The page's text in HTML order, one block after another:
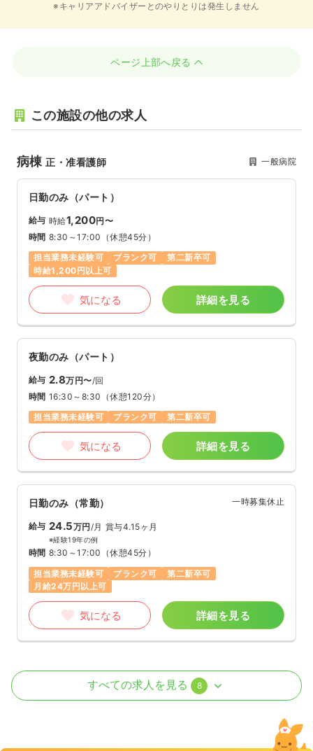
※キャリアアドバイザーとのやりとりは発生しません
ページ上部へ戻る
この施設の他の求人
病棟正・准看護師 一般病院
日勤のみ（パート）
給与 時給1,200円〜
時間 8:30～17:00 （休憩45分）
担当業務未経験可
ブランク可
第二新卒可
時給1,200円以上可
気になる 詳細を見る
夜勤のみ（パート）
給与 2.8万円〜/回
時間 16:30～8:30 （休憩120分）
担当業務未経験可
ブランク可 第二新卒可
気になる 詳細を見る
日勤のみ（常勤） 一時募集休止
給与 24.5万円/月 賞与4.15ヶ月
※経験19年の例
時間 8:30～17:00 （休憩45分）
担当業務未経験可
ブランク可
第二新卒可
月給24万円以上可
気になる 詳細を見る
訪問看護 正看護師
すべての求人を見る 8